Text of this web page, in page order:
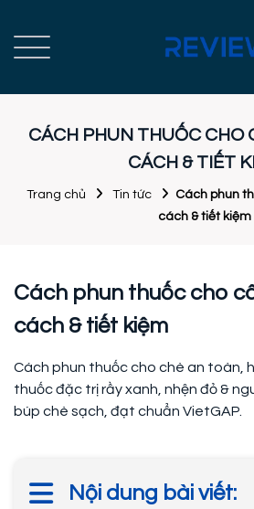
CÁCH PHUN THUỐC CHO
CÁCH & TIẾT
Trang chủ Tin tức
Cách phun
cách & tiết kiệm
Cách phun thuốc cho
cách & tiết kiệm
Cách phun thuốc cho chè an toàn,
thuốc đặc trị rầy xanh, nhện đỏ &
búp chè sạch, đạt chuẩn VietGAP.
Nội dung bài viết: